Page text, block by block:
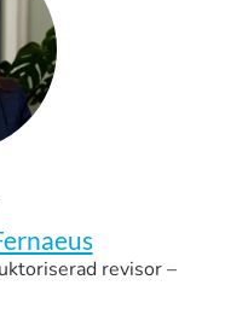
revisor –